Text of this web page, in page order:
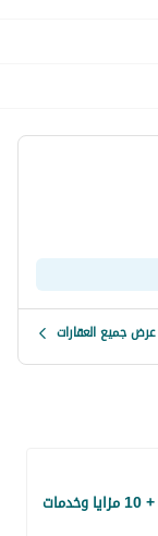
عرض جميع العقارات
+ 10 مزايا وخدمات